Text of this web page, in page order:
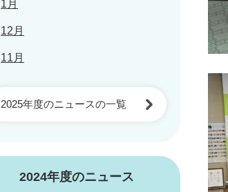
1月
12月
11月
2025年度のニュースの一覧
2024年度のニュース